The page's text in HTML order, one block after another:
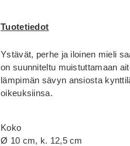
Tuotetiedot
Ystävät, perhe ja iloinen mieli
on suunniteltu muistuttamaan
lämpimän sävyn ansiosta
oikeuksiinsa.
Koko
Ø 10 cm, k. 12,5 cm